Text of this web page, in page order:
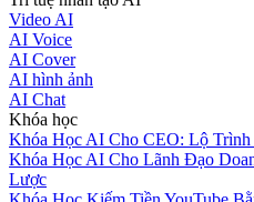
Video AI
AI Voice
AI Cover
AI hình ảnh
AI Chat
Khóa học
Khóa Học AI Cho CEO: Lộ
Khóa Học AI Cho Lãnh Đạo
Lược